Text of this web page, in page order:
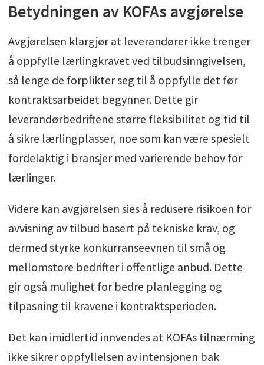
Betydningen av KOFAs avgjørelse
Avgjørelsen klargjør at leverandører ikke trenger
å oppfylle lærlingkravet ved tilbudsinngivelsen,
så lenge de forplikter seg til å oppfylle det før
kontraktsarbeidet begynner. Dette gir
leverandørbedriftene større fleksibilitet og tid til
å sikre lærlingplasser, noe som kan være spesielt
fordelaktig i bransjer med varierende behov for
lærlinger.
Videre kan avgjørelsen sies å redusere risikoen for
avvisning av tilbud basert på tekniske krav, og
dermed styrke konkurranseevnen til små og
mellomstore bedrifter i offentlige anbud. Dette
gir også mulighet for bedre planlegging og
tilpasning til kravene i kontraktsperioden.
Det kan imidlertid innvendes at KOFAs tilnærming
ikke sikrer oppfyllelsen av intensjonen bak